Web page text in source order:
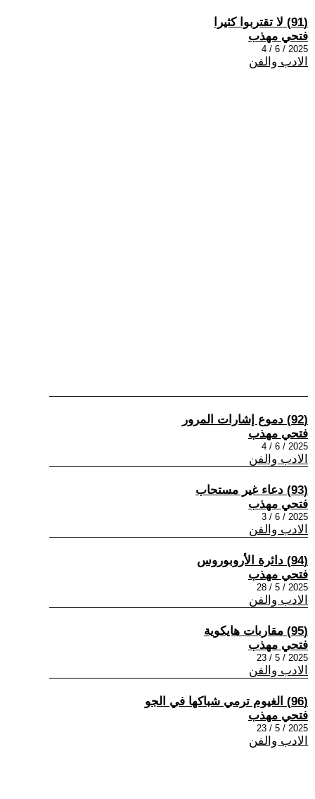
(91) لا تقتربوا كثيرا
فتحي مهذب
2025 / 6 / 4
الادب والفن
(92) دموع إشارات المرور
فتحي مهذب
2025 / 6 / 4
الادب والفن
(93) دعاء غير مستحاب
فتحي مهذب
2025 / 6 / 3
الادب والفن
(94) دائرة الأروبوروس
فتحي مهذب
2025 / 5 / 28
الادب والفن
(95) مقاربات هايكوية
فتحي مهذب
2025 / 5 / 23
الادب والفن
(96) الغيوم ترمي شباكها في الجو
فتحي مهذب
2025 / 5 / 23
الادب والفن